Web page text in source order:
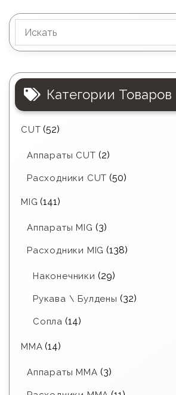
Категории Товаров
CUT (52)
Аппараты CUT (2)
Расходники CUT (50)
MIG (141)
Аппараты MIG (3)
Расходники MIG (138)
Наконечники (29)
Рукава \ Булдены (32)
Сопла (14)
MMA (14)
Аппараты MMA (3)